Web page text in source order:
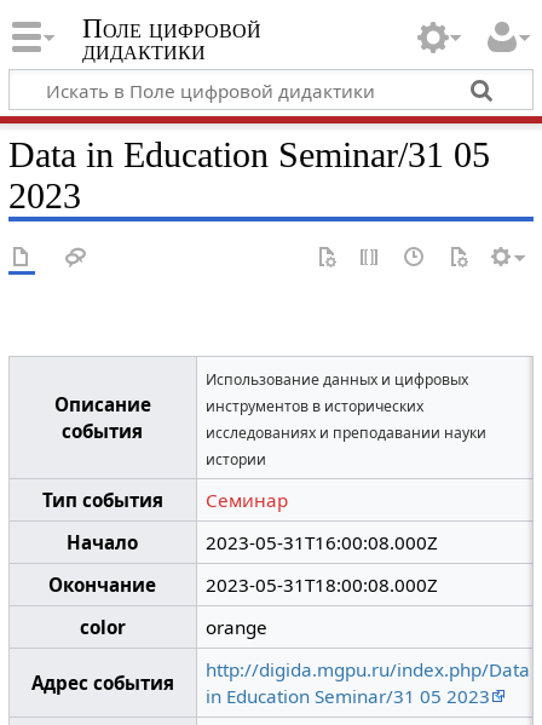
Поле цифровой
дидактики
Data in Education Seminar/31 05
2023
Описание
события
Использование данных и цифровых
инструментов в исторических
исследованиях и преподавании науки
истории
Тип события
Семинар
Начало
2023-05-31T16:00:08.000Z
Окончание
2023-05-31T18:00:08.000Z
color
orange
Адрес события
http://digida.mgpu.ru/index.php/Data
in Education Seminar/31 05 2023